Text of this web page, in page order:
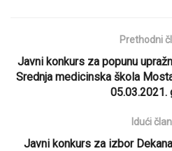
Prethodni
Javni konkurs za popunu
Srednja medicinska škola
05.03.2021.
Idući
Javni konkurs za izbor